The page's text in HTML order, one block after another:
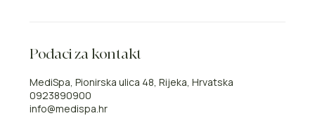
Podaci za kontakt
MediSpa, Pionirska ulica 48, Rijeka, Hrvatska
0923890900
info@medispa.hr